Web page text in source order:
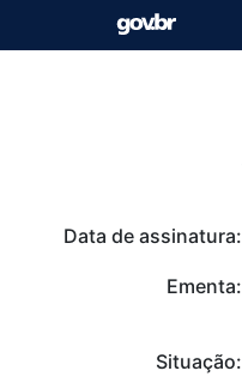
Data de assinatura:
Ementa:
Situação: